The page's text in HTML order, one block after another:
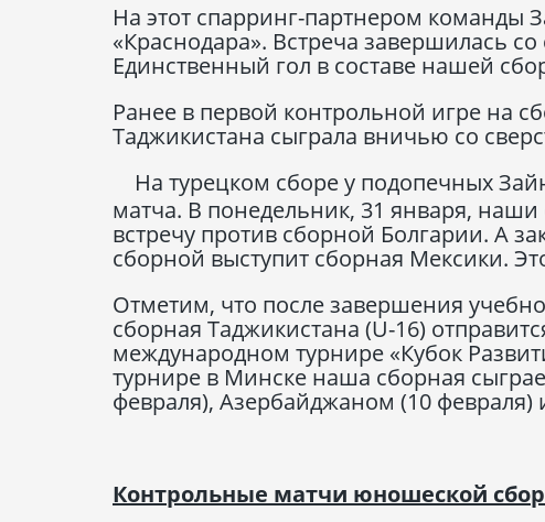
На этот спарринг-партнером команды
«Краснодара». Встреча завершилась
Единственный гол в составе нашей
Ранее в первой контрольной игре на
Таджикистана сыграла вничью со
На турецком сборе у подопечных
матча. В понедельник, 31 января,
встречу против сборной Болгарии. А
сборной выступит сборная Мексики.
Отметим, что после завершения
сборная Таджикистана (U-16)
международном турнире «Кубок
турнире в Минске наша сборная
февраля), Азербайджаном (10 февраля)
Контрольные матчи юношеской